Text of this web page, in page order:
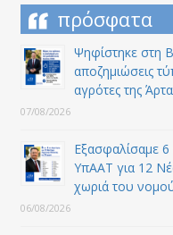
πρόσφατα
Ψηφίστηκε στη
αποζημιώσεις
αγρότες της
07/08/2026
Εξασφαλίσαμε
ΥπΑΑΤ για 12
χωριά του
06/08/2026